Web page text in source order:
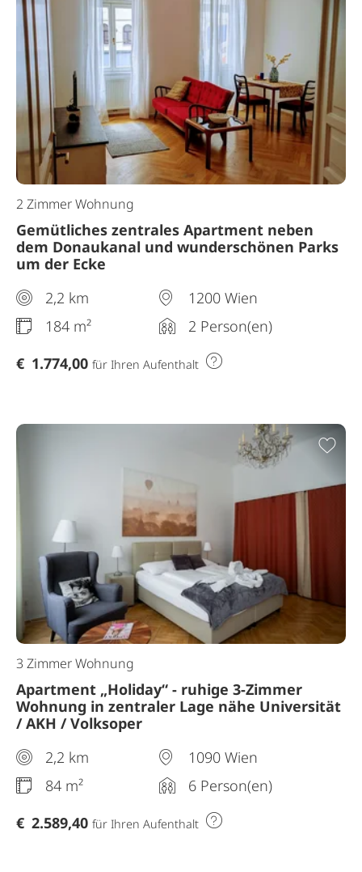
2 Zimmer Wohnung
Gemütliches zentrales Apartment neben
dem Donaukanal und wunderschönen Parks
um der Ecke
2,2 km
1200 Wien
184 m²
2 Person(en)
€ 1.774,00 für Ihren Aufenthalt
3 Zimmer Wohnung
Apartment „Holiday“ - ruhige 3-Zimmer
Wohnung in zentraler Lage nähe Universität
/ AKH / Volksoper
2,2 km
1090 Wien
84 m²
6 Person(en)
€ 2.589,40 für Ihren Aufenthalt